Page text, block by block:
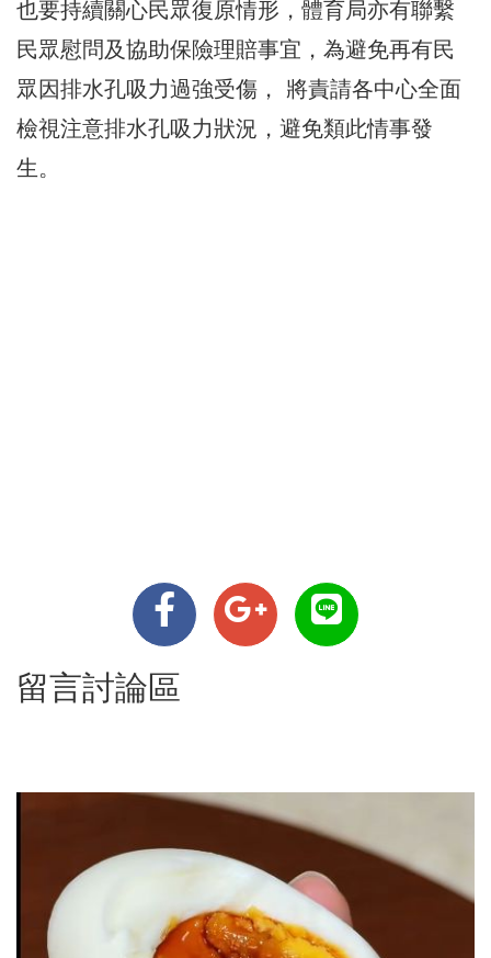
也要持續關心民眾復原情形，體育局亦有聯繫
民眾慰問及協助保險理賠事宜，為避免再有民
眾因排水孔吸力過強受傷， 將責請各中心全面
檢視注意排水孔吸力狀況，避免類此情事發
生。
留言討論區